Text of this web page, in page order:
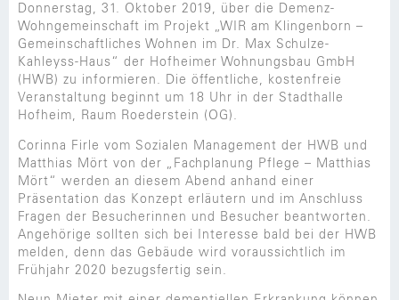
Donnerstag, 31. Oktober 2019, über die Demenz-
Wohngemeinschaft im Projekt „WIR am Klingenborn –
Gemeinschaftliches Wohnen im Dr. Max Schulze-
Kahleyss-Haus“ der Hofheimer Wohnungsbau GmbH
(HWB) zu informieren. Die öffentliche, kostenfreie
Veranstaltung beginnt um 18 Uhr in der Stadthalle
Hofheim, Raum Roederstein (OG).
Corinna Firle vom Sozialen Management der HWB und
Matthias Mört von der „Fachplanung Pflege – Matthias
Mört“ werden an diesem Abend anhand einer
Präsentation das Konzept erläutern und im Anschluss
Fragen der Besucherinnen und Besucher beantworten.
Angehörige sollten sich bei Interesse bald bei der HWB
melden, denn das Gebäude wird voraussichtlich im
Frühjahr 2020 bezugsfertig sein.